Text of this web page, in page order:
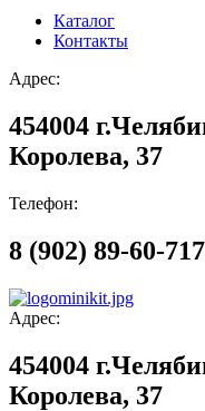
Каталог
Контакты
Адрес:
454004
Королева, 37
Телефон:
8 (902) 89-60-717
Адрес:
454004
Королева, 37